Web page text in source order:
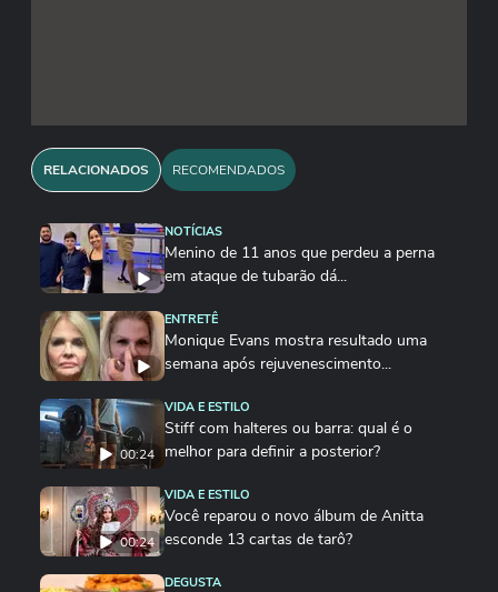
RELACIONADOS RECOMENDADOS
NOTÍCIAS
Menino de 11 anos que perdeu a perna
em ataque de tubarão dá...
ENTRETÊ
Monique Evans mostra resultado uma
semana após rejuvenescimento...
00:24
VIDA E ESTILO
Stiff com halteres ou barra: qual é o
melhor para definir a posterior?
00:24
VIDA E ESTILO
Você reparou o novo álbum de Anitta
esconde 13 cartas de tarô?
DEGUSTA